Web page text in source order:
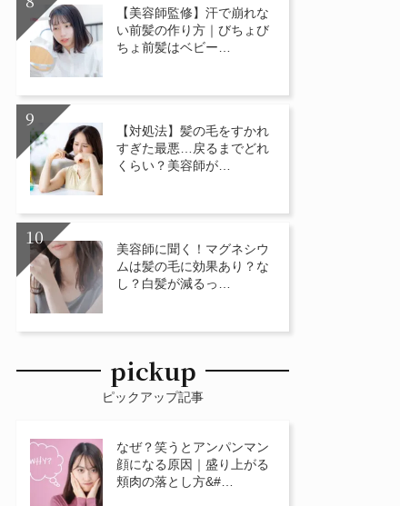
【美容師監修】汗で崩れな
い前髪の作り方｜びちょび
ちょ前髪はベビー…
【対処法】髪の毛をすかれ
すぎた最悪…戻るまでどれ
くらい？美容師が…
美容師に聞く！マグネシウ
ムは髪の毛に効果あり？な
し？白髪が減るっ…
pickup
ピックアップ記事
なぜ？笑うとアンパンマン
顔になる原因｜盛り上がる
頬肉の落とし方&#…